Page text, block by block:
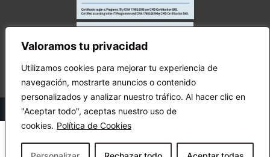
Valoramos tu privacidad
Utilizamos cookies para mejorar tu experiencia de
navegación, mostrarte anuncios o contenido
personalizados y analizar nuestro tráfico. Al hacer clic en
"Aceptar todo", aceptas nuestro uso de
cookies. Política de Cookies
© Copyright Ecuador Chequea 2025.